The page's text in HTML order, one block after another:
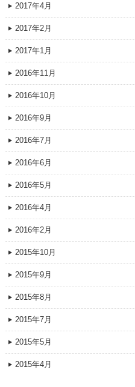
2017年4月
2017年2月
2017年1月
2016年11月
2016年10月
2016年9月
2016年7月
2016年6月
2016年5月
2016年4月
2016年2月
2015年10月
2015年9月
2015年8月
2015年7月
2015年5月
2015年4月